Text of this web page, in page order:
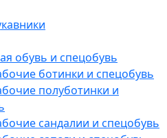
обувь и спецобувь
ботинки и спецобувь
полуботинки и
сандалии и спецобувь